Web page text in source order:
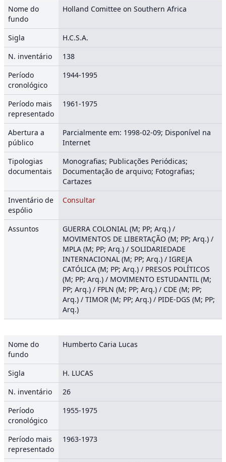
Nome do
fundo
Holland Comittee on Southern Africa
Sigla
H.C.S.A.
N. inventário
138
Período
cronológico
1944-1995
Período mais
representado
1961-1975
Abertura a
público
Parcialmente em: 1998-02-09; Disponível na
Internet
Tipologias
documentais
Monografias; Publicações Periódicas;
Documentação de arquivo; Fotografias;
Cartazes
Inventário de
espólio
Consultar
Assuntos
GUERRA COLONIAL (M; PP; Arq.) /
MOVIMENTOS DE LIBERTAÇÃO (M; PP; Arq.) /
MPLA (M; PP; Arq.) / SOLIDARIEDADE
INTERNACIONAL (M; PP; Arq.) / IGREJA
CATÓLICA (M; PP; Arq.) / PRESOS POLÍTICOS
(M; PP; Arq.) / MOVIMENTO ESTUDANTIL (M;
PP; Arq.) / FPLN (M; PP; Arq.) / CDE (M; PP;
Arq.) / TIMOR (M; PP; Arq.) / PIDE-DGS (M; PP;
Arq.)
Nome do
fundo
Humberto Caria Lucas
Sigla
H. LUCAS
N. inventário
26
Período
cronológico
1955-1975
Período mais
representado
1963-1973